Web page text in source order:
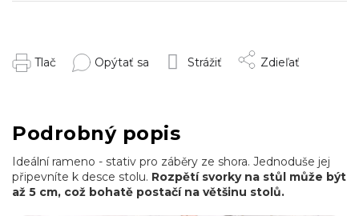
Tlač Opýtať sa Strážiť Zdieľať
Podrobný popis
Ideální rameno - stativ pro záběry ze shora. Jednoduše jej
připevníte k desce stolu. Rozpětí svorky na stůl může být
až 5 cm, což bohatě postačí na většinu stolů.